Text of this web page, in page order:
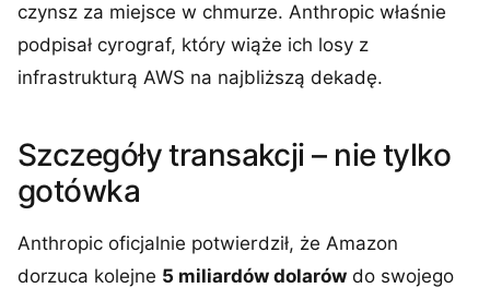
czynsz za miejsce w chmurze. Anthropic właśnie
podpisał cyrograf, który wiąże ich losy z
infrastrukturą AWS na najbliższą dekadę.
Szczegóły transakcji – nie tylko
gotówka
Anthropic oficjalnie potwierdził, że Amazon
dorzuca kolejne 5 miliardów dolarów do swojego